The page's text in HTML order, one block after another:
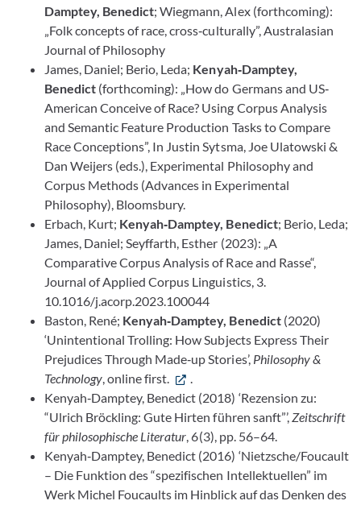
Damptey, Benedict; Wiegmann, Alex (forthcoming):
„Folk concepts of race, cross‐culturally”, Australasian
Journal of Philosophy
James, Daniel; Berio, Leda; Kenyah‐Damptey,
Benedict (forthcoming): „How do Germans and US‐
American Conceive of Race? Using Corpus Analysis
and Semantic Feature Production Tasks to Compare
Race Conceptions”, In Justin Sytsma, Joe Ulatowski &
Dan Weijers (eds.), Experimental Philosophy and
Corpus Methods (Advances in Experimental
Philosophy), Bloomsbury.
Erbach, Kurt; Kenyah‐Damptey, Benedict; Berio, Leda;
James, Daniel; Seyffarth, Esther (2023): „A
Comparative Corpus Analysis of Race and Rasse“,
Journal of Applied Corpus Linguistics, 3.
10.1016/j.acorp.2023.100044
Baston, René; Kenyah‐Damptey, Benedict(2020)
‘Unintentional Trolling: How Subjects Express Their
Prejudices Through Made‐up Stories’, Philosophy &
Technology, online first.
.
Kenyah‐Damptey, Benedict (2018) ‘Rezension zu:
“Ulrich Bröckling: Gute Hirten führen sanft”’,Zeitschrift
für philosophische Literatur, 6(3), pp. 56–64.
Kenyah‐Damptey, Benedict (2016) ‘Nietzsche/Foucault
– Die Funktion des “spezifischen Intellektuellen” im
Werk Michel Foucaults im Hinblick auf das Denken des